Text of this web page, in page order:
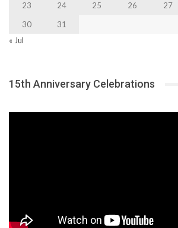
23
24 25 26 27
30
31
« Jul
15th Anniversary Celebrations